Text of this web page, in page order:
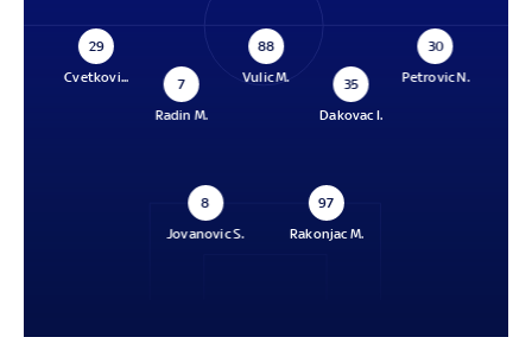
29
Cvetkovi...
7
Radin M.
88
Vulic M.
35
Dakovac I.
30
Petrovic N.
8
Jovanovic S.
97
Rakonjac M.